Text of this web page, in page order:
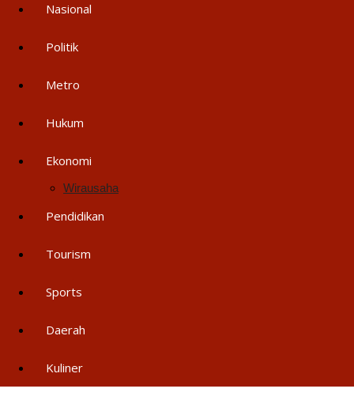
Nasional
Politik
Metro
Hukum
Ekonomi
Wirausaha
Pendidikan
Tourism
Sports
Daerah
Kuliner